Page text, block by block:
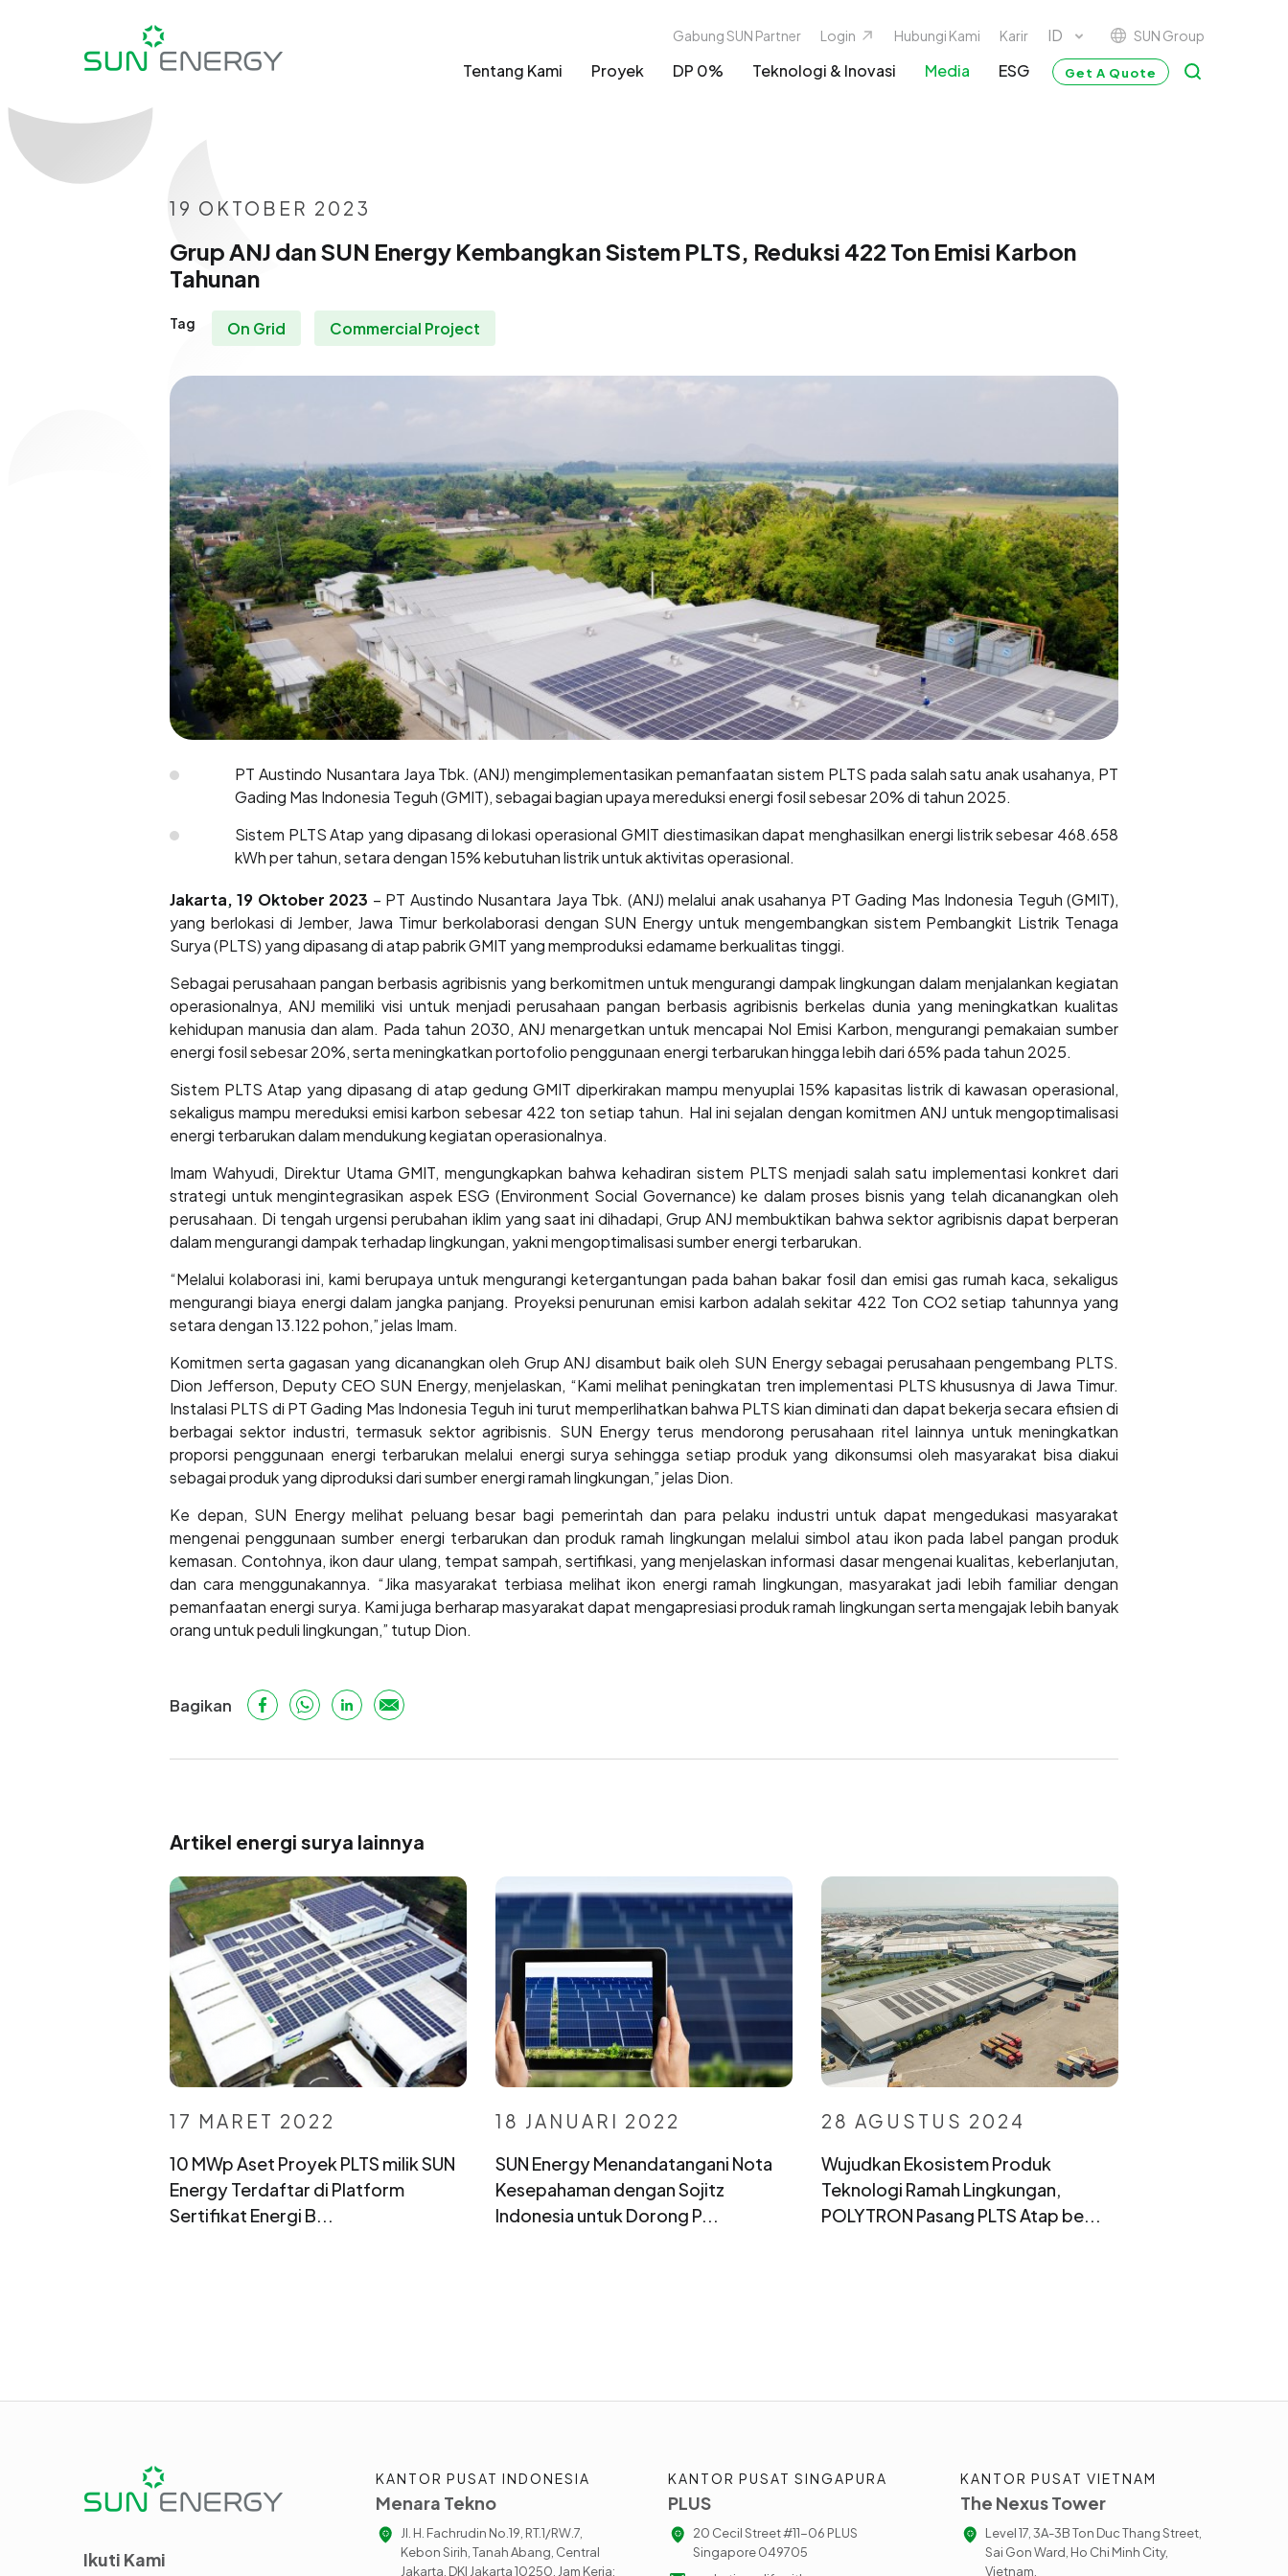
Gabung SUN Partner Login Hubungi Kami Karir SUN Group
Tentang Kami Proyek DP 0% Teknologi & Inovasi Media ESG Get A Quote
19 OKTOBER 2023
Grup ANJ dan SUN Energy Kembangkan Sistem PLTS, Reduksi 422 Ton Emisi Karbon
Tahunan
Tag On Grid Commercial Project
PT Austindo Nusantara Jaya Tbk. (ANJ) mengimplementasikan pemanfaatan sistem PLTS pada salah satu anak usahanya, PT
Gading Mas Indonesia Teguh (GMIT), sebagai bagian upaya mereduksi energi fosil sebesar 20% di tahun 2025.
Sistem PLTS Atap yang dipasang di lokasi operasional GMIT diestimasikan dapat menghasilkan energi listrik sebesar 468.658
kWh per tahun, setara dengan 15% kebutuhan listrik untuk aktivitas operasional.
Jakarta, 19 Oktober 2023 – PT Austindo Nusantara Jaya Tbk. (ANJ) melalui anak usahanya PT Gading Mas Indonesia Teguh (GMIT),
yang berlokasi di Jember, Jawa Timur berkolaborasi dengan SUN Energy untuk mengembangkan sistem Pembangkit Listrik Tenaga
Surya (PLTS) yang dipasang di atap pabrik GMIT yang memproduksi edamame berkualitas tinggi.
Sebagai perusahaan pangan berbasis agribisnis yang berkomitmen untuk mengurangi dampak lingkungan dalam menjalankan kegiatan
operasionalnya, ANJ memiliki visi untuk menjadi perusahaan pangan berbasis agribisnis berkelas dunia yang meningkatkan kualitas
kehidupan manusia dan alam. Pada tahun 2030, ANJ menargetkan untuk mencapai Nol Emisi Karbon, mengurangi pemakaian sumber
energi fosil sebesar 20%, serta meningkatkan portofolio penggunaan energi terbarukan hingga lebih dari 65% pada tahun 2025.
Sistem PLTS Atap yang dipasang di atap gedung GMIT diperkirakan mampu menyuplai 15% kapasitas listrik di kawasan operasional,
sekaligus mampu mereduksi emisi karbon sebesar 422 ton setiap tahun. Hal ini sejalan dengan komitmen ANJ untuk mengoptimalisasi
energi terbarukan dalam mendukung kegiatan operasionalnya.
Imam Wahyudi, Direktur Utama GMIT, mengungkapkan bahwa kehadiran sistem PLTS menjadi salah satu implementasi konkret dari
strategi untuk mengintegrasikan aspek ESG (Environment Social Governance) ke dalam proses bisnis yang telah dicanangkan oleh
perusahaan. Di tengah urgensi perubahan iklim yang saat ini dihadapi, Grup ANJ membuktikan bahwa sektor agribisnis dapat berperan
dalam mengurangi dampak terhadap lingkungan, yakni mengoptimalisasi sumber energi terbarukan.
“Melalui kolaborasi ini, kami berupaya untuk mengurangi ketergantungan pada bahan bakar fosil dan emisi gas rumah kaca, sekaligus
mengurangi biaya energi dalam jangka panjang. Proyeksi penurunan emisi karbon adalah sekitar 422 Ton CO2 setiap tahunnya yang
setara dengan 13.122 pohon,” jelas Imam.
Komitmen serta gagasan yang dicanangkan oleh Grup ANJ disambut baik oleh SUN Energy sebagai perusahaan pengembang PLTS.
Dion Jefferson, Deputy CEO SUN Energy, menjelaskan, “Kami melihat peningkatan tren implementasi PLTS khususnya di Jawa Timur.
Instalasi PLTS di PT Gading Mas Indonesia Teguh ini turut memperlihatkan bahwa PLTS kian diminati dan dapat bekerja secara efisien di
berbagai sektor industri, termasuk sektor agribisnis. SUN Energy terus mendorong perusahaan ritel lainnya untuk meningkatkan
proporsi penggunaan energi terbarukan melalui energi surya sehingga setiap produk yang dikonsumsi oleh masyarakat bisa diakui
sebagai produk yang diproduksi dari sumber energi ramah lingkungan,” jelas Dion.
Ke depan, SUN Energy melihat peluang besar bagi pemerintah dan para pelaku industri untuk dapat mengedukasi masyarakat
mengenai penggunaan sumber energi terbarukan dan produk ramah lingkungan melalui simbol atau ikon pada label pangan produk
kemasan. Contohnya, ikon daur ulang, tempat sampah, sertifikasi, yang menjelaskan informasi dasar mengenai kualitas, keberlanjutan,
dan cara menggunakannya. “Jika masyarakat terbiasa melihat ikon energi ramah lingkungan, masyarakat jadi lebih familiar dengan
pemanfaatan energi surya. Kami juga berharap masyarakat dapat mengapresiasi produk ramah lingkungan serta mengajak lebih banyak
orang untuk peduli lingkungan,” tutup Dion.
Bagikan
Artikel energi surya lainnya
17 MARET 2022
10 MWp Aset Proyek PLTS milik SUN
Energy Terdaftar di Platform
Sertifikat Energi B...
18 JANUARI 2022
SUN Energy Menandatangani Nota
Kesepahaman dengan Sojitz
Indonesia untuk Dorong P...
28 AGUSTUS 2024
Wujudkan Ekosistem Produk
Teknologi Ramah Lingkungan,
POLYTRON Pasang PLTS Atap be...
Ikuti Kami
KANTOR PUSAT INDONESIA
Menara Tekno
Jl. H. Fachrudin No.19, RT.1/RW.7,
Kebon Sirih, Tanah Abang, Central
Jakarta, DKI Jakarta 10250, Jam Kerja:
KANTOR PUSAT SINGAPURA
PLUS
20 Cecil Street #11-06 PLUS
Singapore 049705
KANTOR PUSAT VIETNAM
The Nexus Tower
Level 17, 3A-3B Ton Duc Thang Street,
Sai Gon Ward, Ho Chi Minh City,
Vietnam.